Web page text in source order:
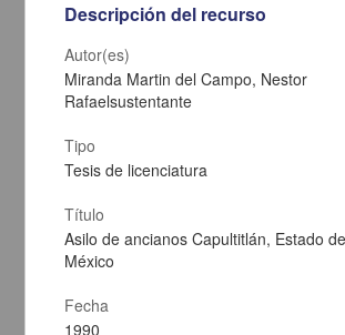
Critica y alternativa arquitectonica de la
corredor de Naucalpan Edo. de Mexico
1985
Físico Matemáticas y Ciencias de la Tierra
Descripción del recurso
Autor(es)
Miranda Martin del Campo, Nestor
Rafaelsustentante
Tipo
Tesis de licenciatura
Título
Asilo de ancianos Capultitlán, Estado de
México
Fecha
1990